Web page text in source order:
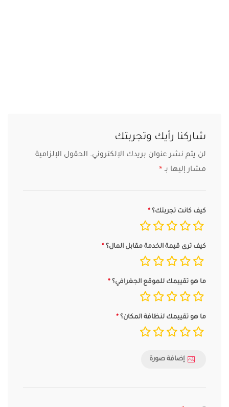
شاركنا رأيك وتجربتك
لن يتم نشر عنوان بريدك الإلكتروني. الحقول الإلزامية
مشار إليها بـ *
كيف كانت تجربتك؟
كيف ترى قيمة الخدمة مقابل المال؟
ما هو تقييمك للموقع الجغرافي؟
ما هو تقييمك لنظافة المكان؟
إضافة صورة